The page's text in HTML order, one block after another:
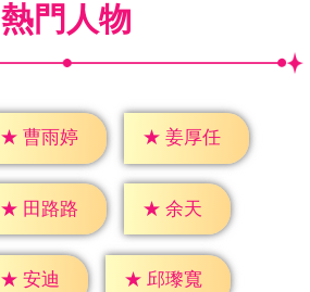
熱門人物
★ 曹雨婷 ★ 姜厚任
★ 田路路 ★ 余天
★ 安迪 ★ 邱瓈寬